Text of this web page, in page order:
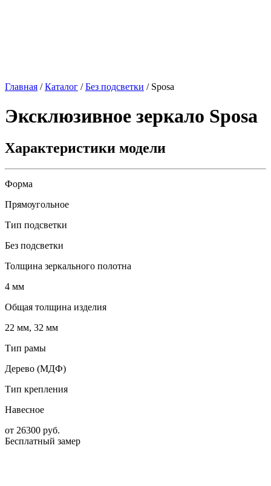
Главная /Каталог /Без подсветки / Sposa
Эксклюзивное зеркало Sposa
Характеристики модели
Форма
Прямоугольное
Тип подсветки
Без подсветки
Толщина зеркального полотна
4 мм
Общая толщина изделия
22 мм, 32 мм
Тип рамы
Дерево (МДФ)
Тип крепления
Навесное
от 26300 руб.
Бесплатный замер